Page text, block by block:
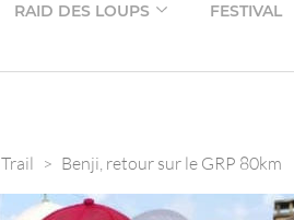
RAID DES LOUPS FESTIVAL
Trail > Benji, retour sur le GRP 80km